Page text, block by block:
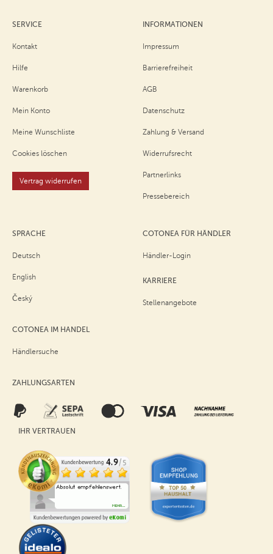
SERVICE
Kontakt
Hilfe
Warenkorb
Mein Konto
Meine Wunschliste
Cookies löschen
Vertrag widerrufen
INFORMATIONEN
Impressum
Barrierefreiheit
AGB
Datenschutz
Zahlung & Versand
Widerrufsrecht
Partnerlinks
Pressebereich
SPRACHE
Deutsch
English
Český
COTONEA IM HANDEL
Händlersuche
COTONEA FÜR HÄNDLER
Händler-Login
KARRIERE
Stellenangebote
ZAHLUNGSARTEN
IHR VERTRAUEN